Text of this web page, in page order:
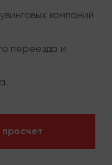
компаний
переезда и